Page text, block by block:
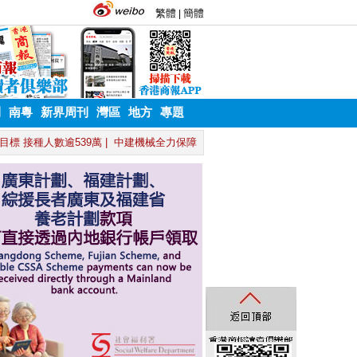
南粵 新界周刊 灣區 地方 專題